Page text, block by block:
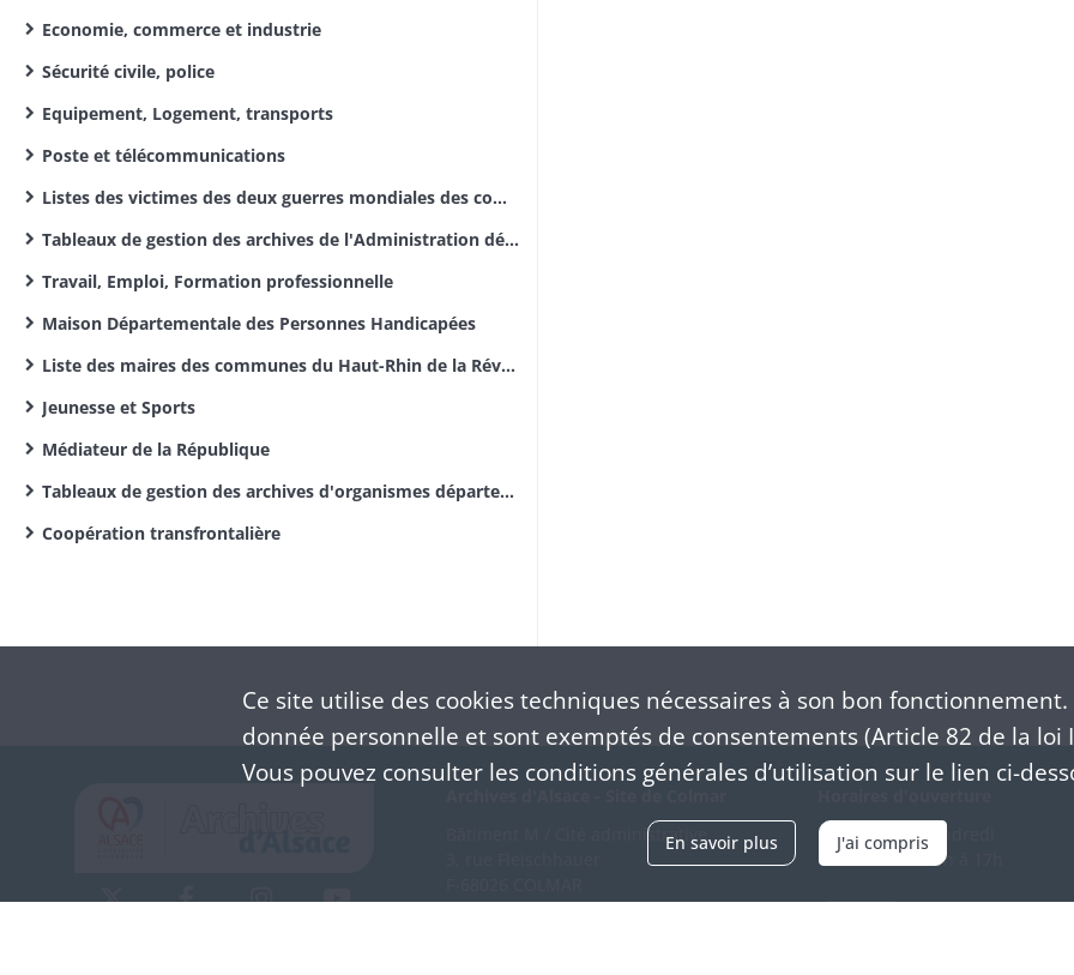
Economie, commerce et industrie
Sécurité civile, police
Equipement, Logement, transports
Poste et télécommunications
Listes des victimes des deux guerres mondiales des communes du Haut-Rhin
Tableaux de gestion des archives de l'Administration départementale
Travail, Emploi, Formation professionnelle
Maison Départementale des Personnes Handicapées
Liste des maires des communes du Haut-Rhin de la Révolution Française à nos jours
Jeunesse et Sports
Médiateur de la République
Tableaux de gestion des archives d'organismes départementaux
Coopération transfrontalière
Bâtiment M / Cité administrative
(+33) 3 89 21 97 00
Du mardi au vendredi
en continu de 9h à 17h
Ce site utilise des cookiestechniques nécessaires à son bon
donnée personnelle et sont exemptés de consentements (Article 82 de la
Vous pouvez consulter les conditions générales d’utilisation sur le lien ci-
En savoir plus J'ai compris